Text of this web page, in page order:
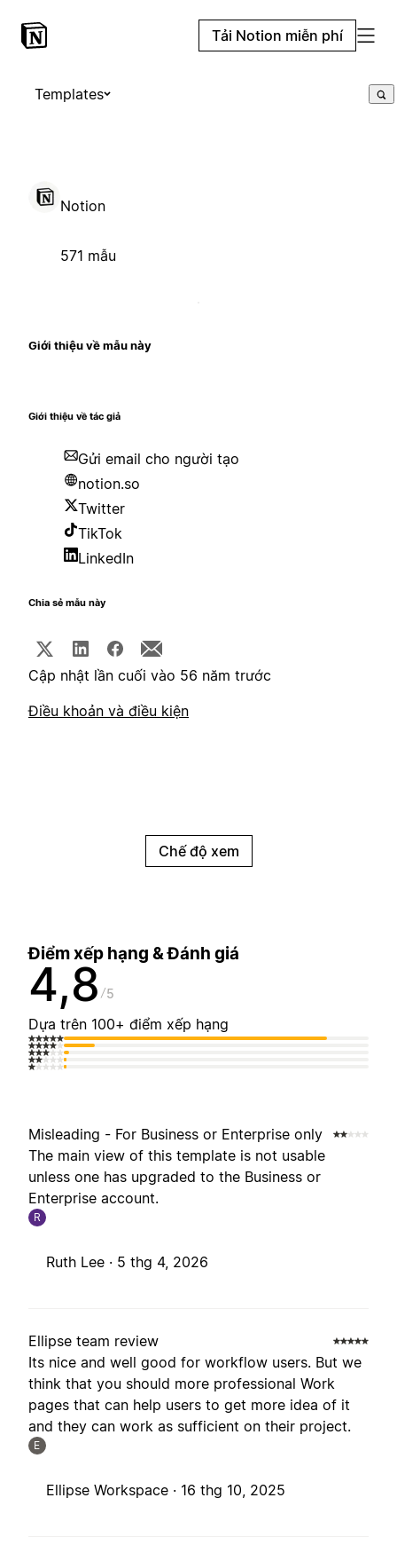
Tải Notion miễn phí
Templates
Notion
571 mẫu
Giới thiệu về mẫu này
Giới thiệu về tác giả
Gửi email cho người tạo
notion.so
Twitter
TikTok
LinkedIn
Chia sẻ mẫu này
Cập nhật lần cuối vào 56 năm trước
Điều khoản và điều kiện
Chế độ xem
Điểm xếp hạng & Đánh giá
4,8 5
Dựa trên 100+ điểm xếp hạng
Misleading - For Business or Enterprise only
The main view of this template is not usable
unless one has upgraded to the Business or
Enterprise account.
R
Ruth Lee · 5 thg 4, 2026
Ellipse team review
Its nice and well good for workflow users. But we
think that you should more professional Work
pages that can help users to get more idea of it
and they can work as sufficient on their project.
E
Ellipse Workspace · 16 thg 10, 2025